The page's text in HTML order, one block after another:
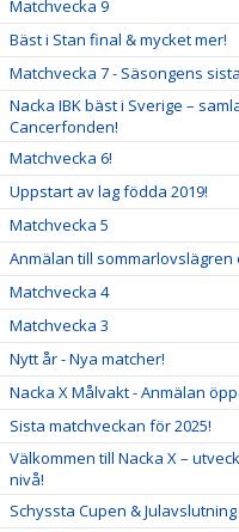
Matchvecka 9
Bäst i Stan final & mycket mer!
Matchvecka 7 - Säsongens
Nacka IBK bäst i Sverige –
Cancerfonden!
Matchvecka 6!
Uppstart av lag födda 2019!
Matchvecka 5
Anmälan till sommarlovslägren
Matchvecka 4
Matchvecka 3
Nytt år - Nya matcher!
Nacka X Målvakt - Anmälan
Sista matchveckan för 2025!
Välkommen till Nacka X –
nivå!
Schyssta Cupen &